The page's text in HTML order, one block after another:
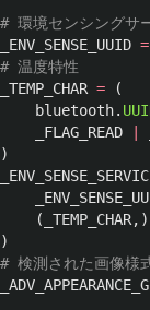
_ENV_SENSE_UUID =
_TEMP_CHAR =
(
bluetooth.
_FLAG_READ
)
(
_TEMP_CHAR
)